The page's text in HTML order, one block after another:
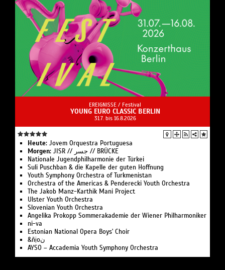
EREIGNISSE / Festival
YOUNG EURO CLASSIC BERLIN
31.7. bis 16.8.2026
Heute: Jovem Orques­tra Portuguesa
Morgen:
JISR // جسر // BRÜCKE
Nationale Jugend­philharmonie der Türkei
Suli Pusch­ban & die Ka­pelle der gu­ten Hoff­nung
Youth Symphony Orchestra of Turk­menistan
Or­ches­tra of the Ameri­cas & Pen­de­recki Youth Orchestra
The Jakob Manz-Karthik Mani Project
Ulster Youth Or­chestra
Slo­ve­ni­an Youth Orchestra
Angelika Pro­kopp Som­mer­akademie der Wiener Philharmoniker
ni-va
Estonian National Opera Boys' Choir
&ñịoن
AYSO – Accademia Youth Symphony Orchestra